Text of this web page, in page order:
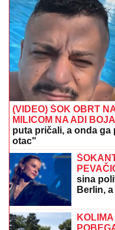
(VIDEO) ŠOK OBRT
MILICOM NA ADI
puta pričali, a onda
otac"
sina
Berlin,